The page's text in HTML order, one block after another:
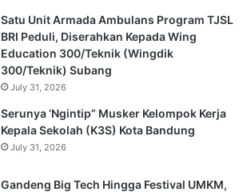
Satu Unit Armada Ambulans Program TJSL
BRI Peduli, Diserahkan Kepada Wing
Education 300/Teknik (Wingdik
300/Teknik) Subang
July 31, 2026
Serunya ‘Ngintip” Musker Kelompok Kerja
Kepala Sekolah (K3S) Kota Bandung
July 31, 2026
Gandeng Big Tech Hingga Festival UMKM,